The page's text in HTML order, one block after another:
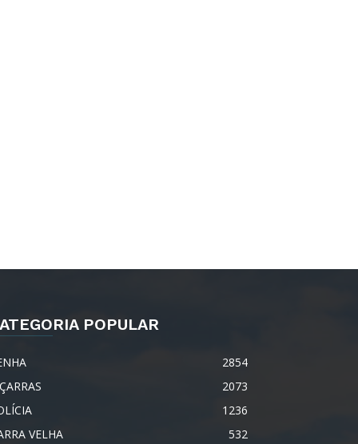
POPULAR
2854
2073
1236
VELHA
532